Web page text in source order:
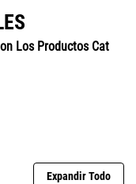
Los Productos Cat
Expandir Todo